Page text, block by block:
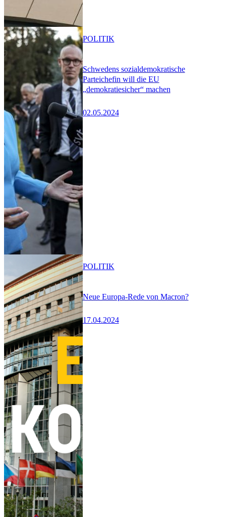
Schwedens sozialdemokratische
Parteichefin will die EU
„demokratiesicher“ machen
02.05.2024
POLITIK
Neue Europa-Rede von Macron?
17.04.2024
POLITIK